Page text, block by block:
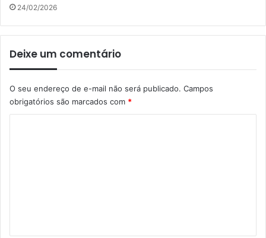
24/02/2026
Deixe um comentário
O seu endereço de e-mail não será publicado. Campos
obrigatórios são marcados com *